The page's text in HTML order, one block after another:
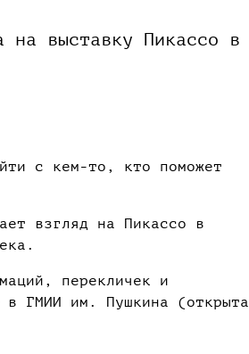
на выставку Пикассо в
с кем-то, кто поможет
взгляд на Пикассо в
перекличек и
в ГМИИ им. Пушкина (открыта